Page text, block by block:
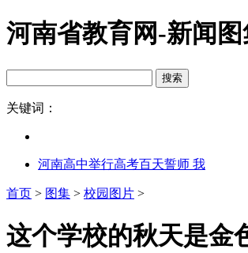
河南省教育网-新闻图
关键词：
河南高中举行高考百天誓师 我
首页 > 图集 > 校园图片 >
这个学校的秋天是金